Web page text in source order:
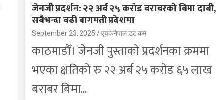
जेनजी प्रदर्शन: २२ अर्ब २५ करोड बराबरको बिमा दाबी,
सबैभन्दा बढी बागमती प्रदेशमा
September 23, 2025 एचकेनेपाल डट कम
काठमाडौँ। जेनजी पुस्ताको प्रदर्शनका क्रममा
भएका क्षतिको रु २२ अर्ब २५ करोड ६५ लाख
बराबर बिमा…